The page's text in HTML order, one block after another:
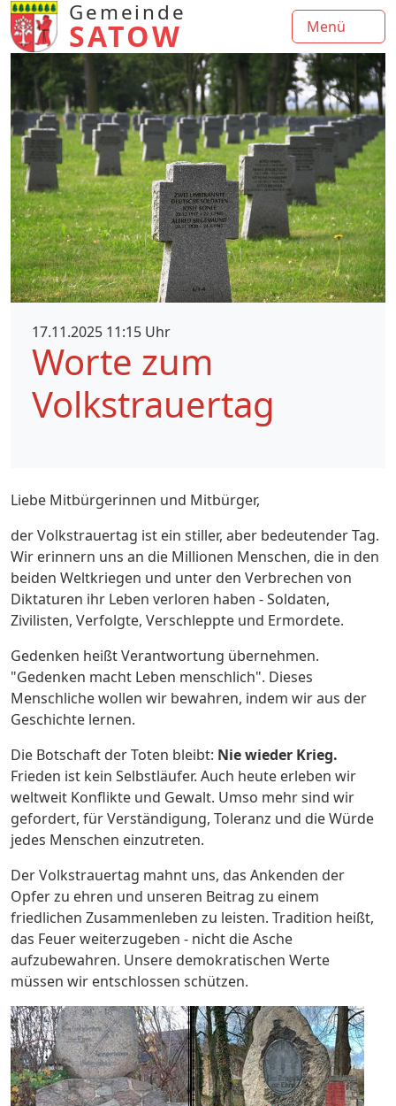
Gemeinde
SATOW Menü
17.11.2025 11:15 Uhr
Worte zum
Volkstrauertag
Liebe Mitbürgerinnen und Mitbürger,
der Volkstrauertag ist ein stiller, aber bedeutender Tag.
Wir erinnern uns an die Millionen Menschen, die in den
beiden Weltkriegen und unter den Verbrechen von
Diktaturen ihr Leben verloren haben - Soldaten,
Zivilisten, Verfolgte, Verschleppte und Ermordete.
Gedenken heißt Verantwortung übernehmen.
"Gedenken macht Leben menschlich". Dieses
Menschliche wollen wir bewahren, indem wir aus der
Geschichte lernen.
Die Botschaft der Toten bleibt: Nie wieder Krieg.
Frieden ist kein Selbstläufer. Auch heute erleben wir
weltweit Konflikte und Gewalt. Umso mehr sind wir
gefordert, für Verständigung, Toleranz und die Würde
jedes Menschen einzutreten.
Der Volkstrauertag mahnt uns, das Ankenden der
Opfer zu ehren und unseren Beitrag zu einem
friedlichen Zusammenleben zu leisten. Tradition heißt,
das Feuer weiterzugeben - nicht die Asche
aufzubewahren. Unsere demokratischen Werte
müssen wir entschlossen schützen.